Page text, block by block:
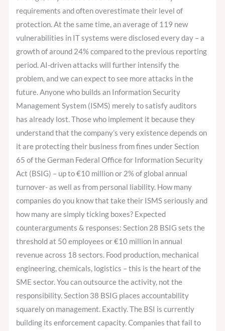
requirements and often overestimate their level of
protection. At the same time, an average of 119 new
vulnerabilities in IT systems were disclosed every day – a
growth of around 24% compared to the previous reporting
period. AI-driven attacks will further intensify the
problem, and we can expect to see more attacks in the
future. Anyone who builds an Information Security
Management System (ISMS) merely to satisfy auditors
has already lost. Those who implement it because they
understand that the company’s very existence depends on
it are protecting their business from fines under Section
65 of the German Federal Office for Information Security
Act (BSIG) – up to €10 million or 2% of global annual
turnover- as well as from personal liability. How many
companies do you know that take their ISMS seriously and
how many are simply ticking boxes? Expected
counterarguments & responses: Section 28 BSIG sets the
threshold at 50 employees or €10 million in annual
revenue across 18 sectors. Food production, mechanical
engineering, chemicals, logistics – this is the heart of the
SME sector. You can outsource the activity, not the
responsibility. Section 38 BSIG places accountability
squarely on management. Exactly. The BSI is currently
building its enforcement capacity. Companies that fail to